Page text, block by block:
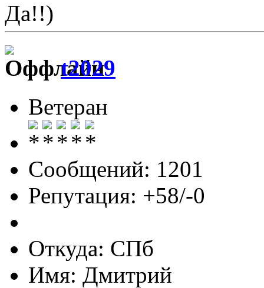
Да!!)
t2029
Ветеран
Сообщений: 1201
Репутация: +58/-0
Откуда: СПб
Имя: Дмитрий